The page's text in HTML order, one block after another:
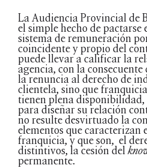
La Audiencia Provincial de
el simple hecho de pactarse
sistema de remuneración
coincidente y propio del
puede llevar a calificar la
agencia, con la
la renuncia al derecho de
clientela, sino que
tienen plena
para diseñar su relación
no resulte desvirtuado la
elementos que caracterizan
franquicia, y que son, el
distintivos, la cesión del
permanente.